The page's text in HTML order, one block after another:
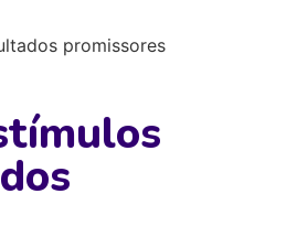
promissores